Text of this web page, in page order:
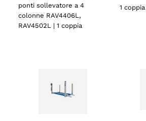
ponti sollevatore a 4
colonne RAV4406L,
RAV4502L | 1 coppia
1 coppia